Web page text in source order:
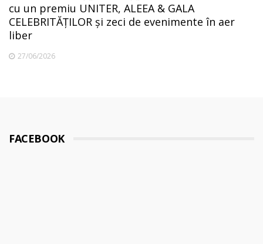
cu un premiu UNITER, ALEEA & GALA
CELEBRITĂȚILOR și zeci de evenimente în aer
liber
27/06/2026
FACEBOOK